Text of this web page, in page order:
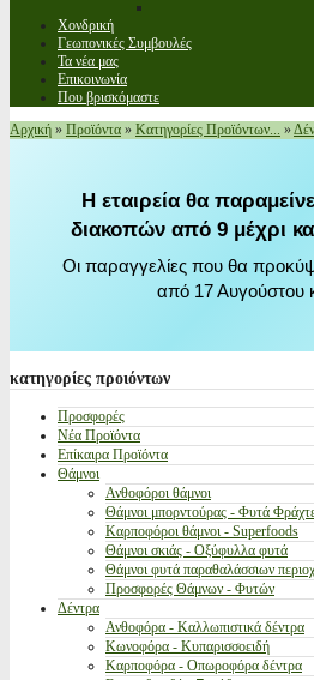
Χονδρική
Γεωπονικές Συμβουλές
Τα νέα μας
Επικοινωνία
Που βρισκόμαστε
Αρχική » Προϊόντα » Κατηγορίες Προϊόντων... »
Η εταιρεία θα
διακοπών από 9 μέχρι
Οι παραγγελίες που θα
από 17 Αυγούστου
κατηγορίες προιόντων
Προσφορές
Νέα Προϊόντα
Επίκαιρα Προϊόντα
Θάμνοι
Ανθοφόροι θάμνοι
Θάμνοι μπορντούρας - Φυτά
Καρποφόροι θάμνοι - Superfoods
Θάμνοι σκιάς - Οξύφυλλα φυτά
Θάμνοι φυτά παραθαλάσσιων
Προσφορές Θάμνων - Φυτών
Δέντρα
Ανθοφόρα - Καλλωπιστικά δέντρα
Κωνοφόρα - Κυπαρισσοειδή
Καρποφόρα - Οπωροφόρα δέντρα